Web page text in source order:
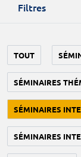
Filtres
TOUT
SÉMINAIRES
SÉMINAIRES
SÉMINAIRES